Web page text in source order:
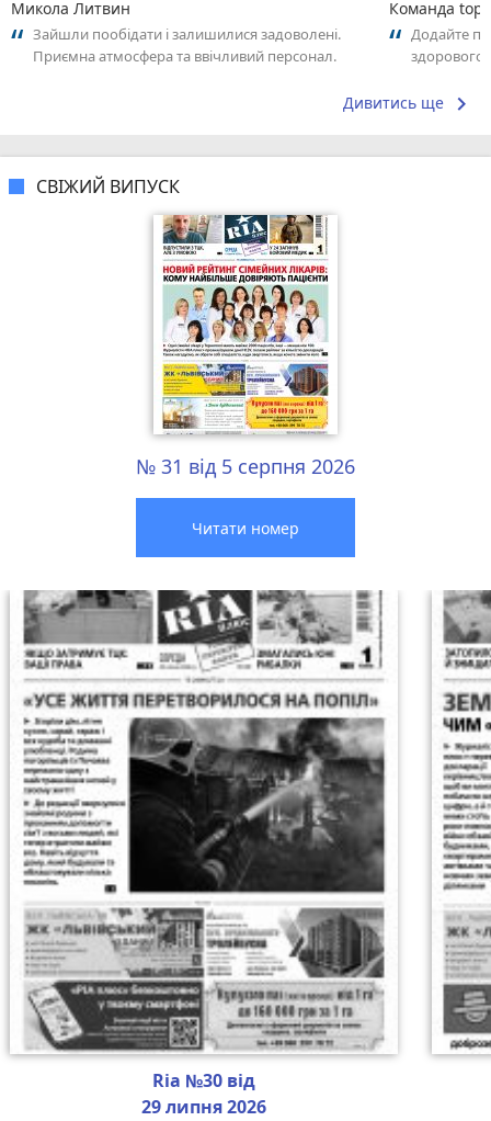
Микола Литвин
Зайшли пообідати і залишилися задоволені.
Приємна атмосфера та ввічливий персонал.
Команда
Додайте
здорового
Дивитись ще keyboard_arrow_right
СВІЖИЙ ВИПУСК
№ 31 від 5 серпня 2026
Читати номер
Ria №30 від
29 липня 2026